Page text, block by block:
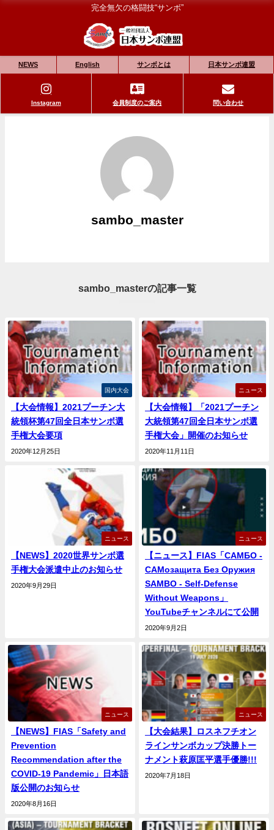
完全無欠の格闘技“サンボ”
NEWS English サンボとは 日本サンボ連盟
Instagram 会員制度のご案内 問い合わせ
sambo_master
sambo_masterの記事一覧
国内大会
【大会情報】2021プーチン大
統領杯第47回全日本サンボ選
手権大会要項
2020年12月25日
ニュース
【大会情報】「2021プーチン
大統領第47回全日本サンボ選
手権大会」開催のお知らせ
2020年11月11日
ニュース
【NEWS】2020世界サンボ選
手権大会派遣中止のお知らせ
2020年9月29日
ニュース
【ニュース】FIAS「САМБО -
САМозащита Без Оружия
SAMBO - Self-Defense
Without Weapons」
YouTubeチャンネルにて公開
2020年9月2日
ニュース
【NEWS】FIAS「Safety and
Prevention
Recommendation after the
COVID-19 Pandemic」日本語
版公開のお知らせ
2020年8月16日
ニュース
【大会結果】ロスネフチオン
ラインサンボカップ決勝トー
ナメント萩原匡平選手優勝!!!
2020年7月18日